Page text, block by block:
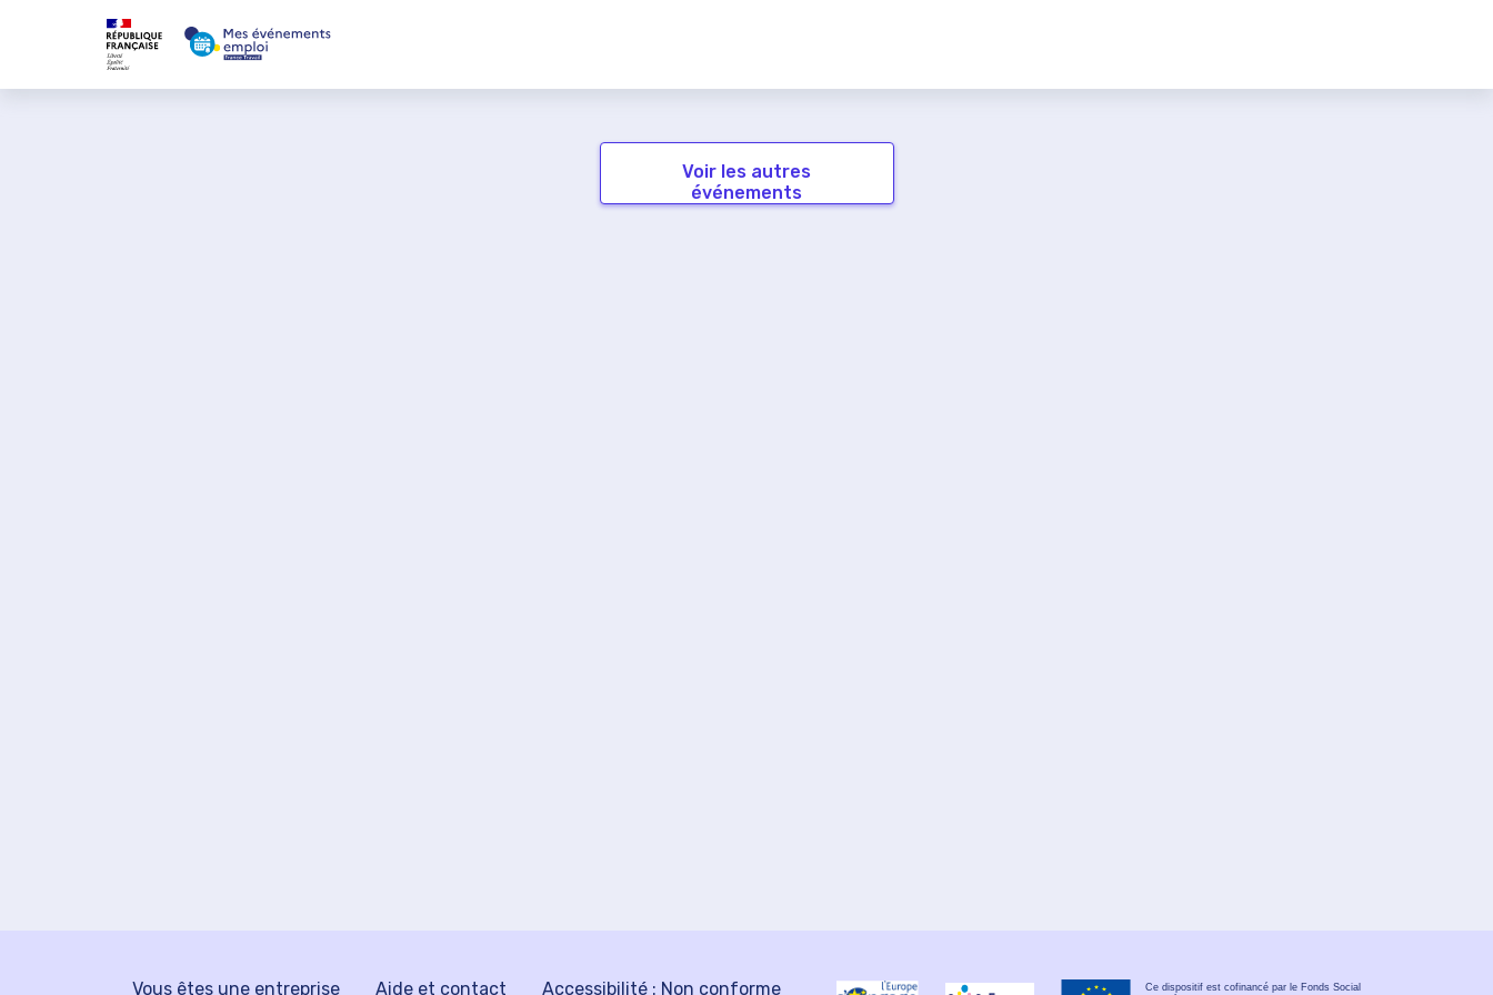
Voir les autres
événements
Vous êtes une entreprise Aide et contact Accessibilité : Non conforme
Ce dispositif est cofinancé par le Fonds Social